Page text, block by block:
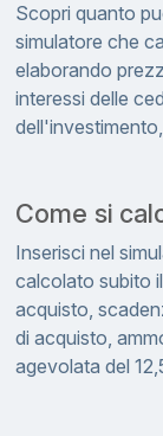
Scopri quanto
simulatore che
elaborando
interessi delle
Come si
Inserisci nel
calcolato subito
acquisto,
di acquisto,
agevolata del